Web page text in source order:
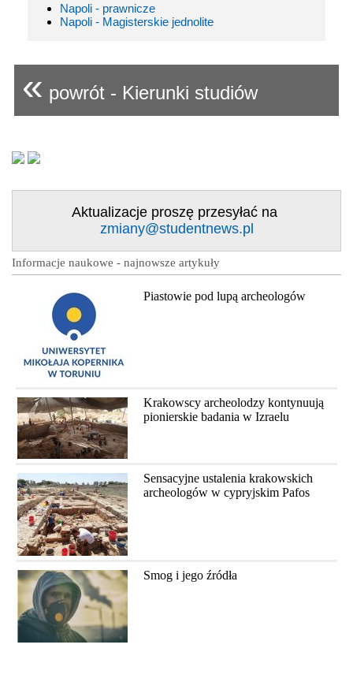
Napoli - prawnicze
Napoli - Magisterskie jednolite
« powrót - Kierunki studiów
Aktualizacje proszę przesyłać na
zmiany@studentnews.pl
Informacje naukowe - najnowsze artykuły
Piastowie pod lupą archeologów
Krakowscy archeolodzy kontynuują
pionierskie badania w Izraelu
Sensacyjne ustalenia krakowskich
archeologów w cypryjskim Pafos
Smog i jego źródła